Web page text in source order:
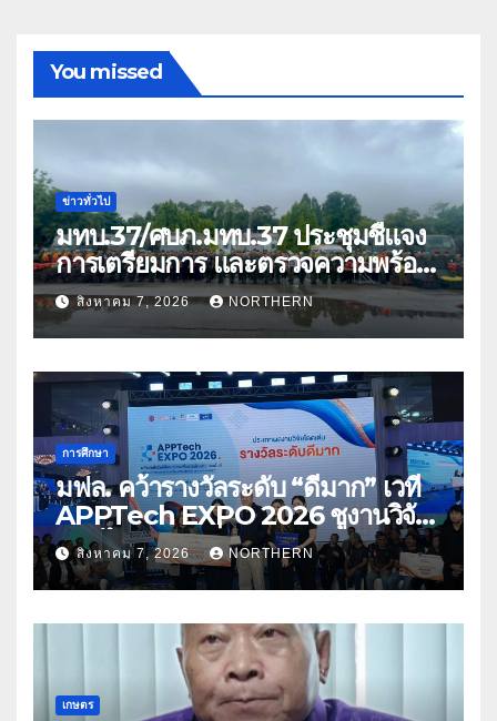
You missed
ข่าวทั่วไป
มทบ.37/ศบภ.มทบ.37 ประชุมชี้แจง
การเตรียมการ และตรวจความพร้อม
ด้านการบรรเทาสาธารณภัย
สิงหาคม 7, 2026 NORTHERN
การศึกษา
มฟล. คว้ารางวัลระดับ “ดีมาก” เวที
APPTech EXPO 2026 ชูงานวิจัย
สมุนไพร ขับเคลื่อนนวัตกรรมสู่เชิง
พาณิชย์
สิงหาคม 7, 2026 NORTHERN
เกษตร